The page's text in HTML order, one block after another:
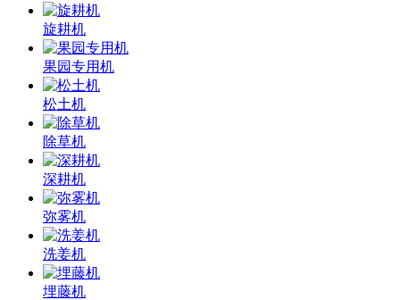
旋耕机
果园专用机
松土机
除草机
深耕机
弥雾机
洗姜机
埋藤机